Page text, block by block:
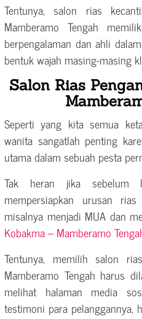
Tentunya, salon rias
Mamberamo Tengah
berpengalaman dan ahli
bentuk wajah masing-masing
Salon Rias
Seperti yang kita semua
wanita sangatlah penting
utama dalam sebuah pesta
Tak heran jika sebelum
mempersiapkan urusan
misalnya menjadi MUA dan
Kobakma – Mamberamo
Tentunya, memilih salon
Mamberamo Tengah harus
melihat halaman media
testimoni para pelanggannya,